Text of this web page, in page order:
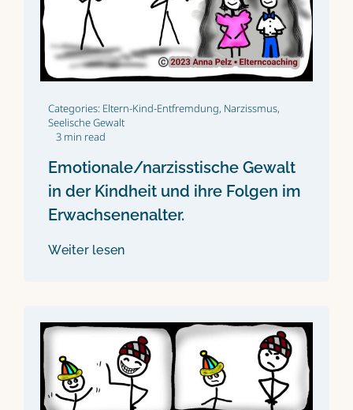
Categories: Eltern-Kind-Entfremdung, Narzissmus,
Seelische Gewalt
3 min read
Emotionale/narzisstische Gewalt
in der Kindheit und ihre Folgen im
Erwachsenenalter.
Weiter lesen